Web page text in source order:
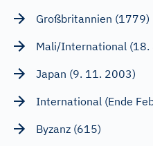
Großbritannien (1779)
Mali/International (18.
Japan (9. 11. 2003)
International (Ende
Byzanz (615)